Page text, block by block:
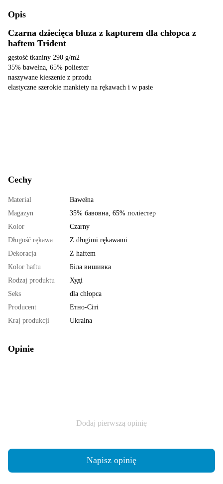
Opis
Czarna dziecięca bluza z kapturem dla chłopca z
haftem Trident
gęstość tkaniny 290 g/m2
35% bawełna, 65% poliester
naszywane kieszenie z przodu
elastyczne szerokie mankiety na rękawach i w pasie
Cechy
Material
Bawełna
Magazyn
35% бавовна, 65% поліестер
Kolor
Czarny
Długość rękawa
Z długimi rękawami
Dekoracja
Z haftem
Kolor haftu
Біла вишивка
Rodzaj produktu
Худі
Seks
dla chłopca
Producent
Етно-Сіті
Kraj produkcji
Ukraina
Opinie
Dodaj pierwszą opinię
Napisz opinię